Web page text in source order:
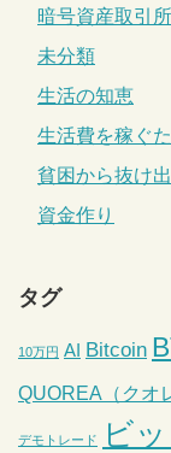
暗号資産取引所
未分類
生活の知恵
生活費を稼ぐ
貧困から抜け
資金作り
タグ
10万円 AI Bitcoin
QUOREA（クオ
デモトレード ビ